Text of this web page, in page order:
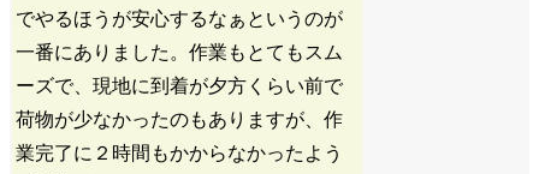
でやるほうが安心するなぁというのが
一番にありました。作業もとてもスム
ーズで、現地に到着が夕方くらい前で
荷物が少なかったのもありますが、作
業完了に２時間もかからなかったよう